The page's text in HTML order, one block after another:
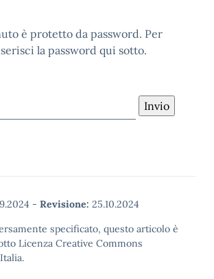
è protetto da password. Per
la password qui sotto.
- Revisione: 25.10.2024
specificato, questo articolo è
Licenza Creative Commons